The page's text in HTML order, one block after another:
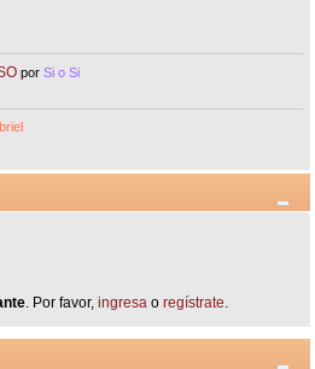
porSi o Si
. Por favor, ingresao regístrate.